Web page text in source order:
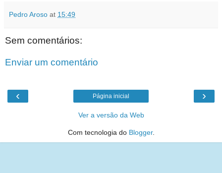
Pedro Aroso at 15:49
Sem comentários:
Enviar um comentário
‹ ›
Página inicial
Ver a versão da Web
Com tecnologia do Blogger.